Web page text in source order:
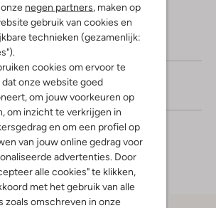
negen partners , maken op
gebruik van cookies en
technieken (gezamenlijk:
cookies om ervoor te
onze website goed
om jouw voorkeuren op
om inzicht te verkrijgen in
en om een profiel op
van jouw online gedrag voor
advertenties. Door
alle cookies" te klikken,
met het gebruik van alle
zoals omschreven in onze
jou?